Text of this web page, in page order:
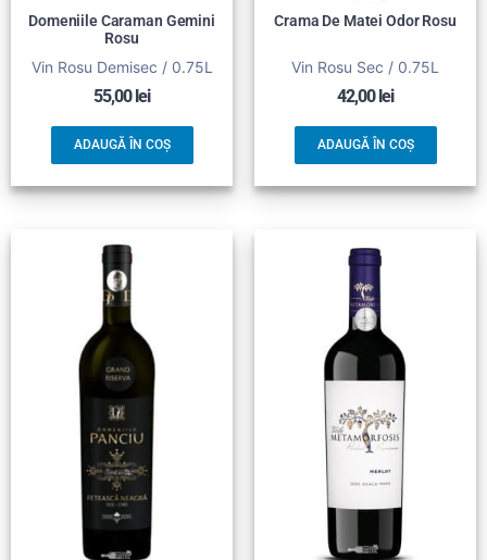
Domeniile Caraman Gemini
Rosu
Vin Rosu Demisec / 0.75L
55,00 lei
ADAUGĂ ÎN COȘ
Crama De Matei Odor Rosu
Vin Rosu Sec / 0.75L
42,00 lei
ADAUGĂ ÎN COȘ